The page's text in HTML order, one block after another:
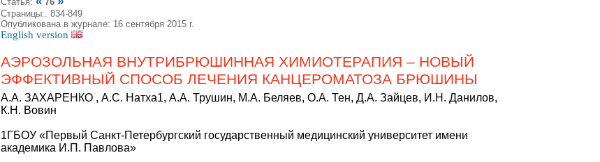
Страницы:. 834-849
Опубликована в журнале: 16 сентября 2015 г.
English version
АЭРОЗОЛЬНАЯ ВНУТРИБРЮШИННАЯ ХИМИОТЕРАПИЯ – НОВЫЙ
ЭФФЕКТИВНЫЙ СПОСОБ ЛЕЧЕНИЯ КАНЦЕРОМАТОЗА БРЮШИНЫ
А.А. ЗАХАРЕНКО , А.С. Натха1, А.А. Трушин, М.А. Беляев, О.А. Тен, Д.А. Зайцев, И.Н. Данилов,
К.Н. Вовин
1ГБОУ «Первый Санкт-Петербургский государственный медицинский университет имени
академика И.П. Павлова»